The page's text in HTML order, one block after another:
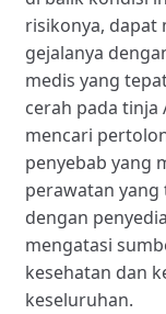
risikonya, dapat
gejalanya
medis yang
cerah pada tinja
mencari
penyebab yang
perawatan yang
dengan
mengatasi
kesehatan dan
keseluruhan.